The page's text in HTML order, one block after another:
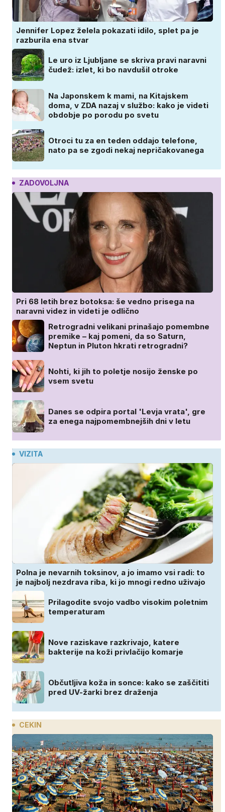
Jennifer Lopez želela pokazati idilo, splet pa je
razburila ena stvar
Le uro iz Ljubljane se skriva pravi naravni
čudež: izlet, ki bo navdušil otroke
Na Japonskem k mami, na Kitajskem
doma, v ZDA nazaj v službo: kako je videti
obdobje po porodu po svetu
Otroci tu za en teden oddajo telefone,
nato pa se zgodi nekaj nepričakovanega
ZADOVOLJNA
Pri 68 letih brez botoksa: še vedno prisega na
naravni videz in videti je odlično
Retrogradni velikani prinašajo pomembne
premike – kaj pomeni, da so Saturn,
Neptun in Pluton hkrati retrogradni?
Nohti, ki jih to poletje nosijo ženske po
vsem svetu
Danes se odpira portal 'Levja vrata', gre
za enega najpomembnejših dni v letu
VIZITA
Polna je nevarnih toksinov, a jo imamo vsi radi: to
je najbolj nezdrava riba, ki jo mnogi redno uživajo
Prilagodite svojo vadbo visokim poletnim
temperaturam
Nove raziskave razkrivajo, katere
bakterije na koži privlačijo komarje
Občutljiva koža in sonce: kako se zaščititi
pred UV-žarki brez draženja
CEKIN